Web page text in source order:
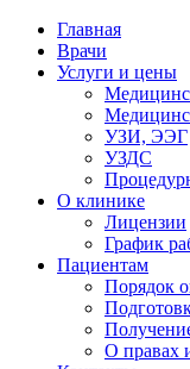
Главная
Врачи
Услуги и цены
УЗИ, ЭЭГ
УЗДС
О клинике
Лицензии
График
Пациентам
Порядок
О правах